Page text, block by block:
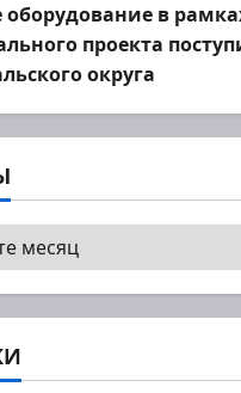
оборудование в
проекта
округа